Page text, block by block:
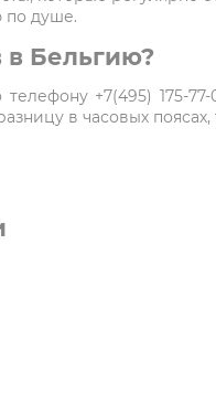
по душе.
в Бельгию?
+7(495) 175-
в часовых